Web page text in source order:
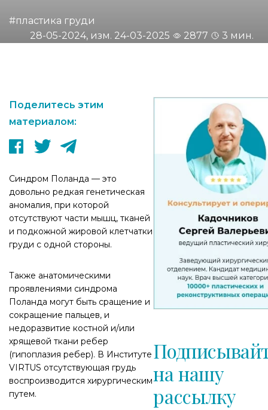
#пластика груди
28-05-2024, изм. 24-03-2025
2877 3 мин.
Поделитесь этим
материалом:
Синдром Поланда — это
довольно редкая генетическая
аномалия, при которой
отсутствуют части мышц, тканей
и подкожной жировой клетчатки
груди с одной стороны.
Также анатомическими
проявлениями синдрома
Поланда могут быть сращение и
сокращение пальцев, и
недоразвитие костной и/или
хрящевой ткани ребер
(гипоплазия ребер). В Институте
VIRTUS отсутствующая грудь
воспроизводится хирургическим
путем.
на нашу
рассылку